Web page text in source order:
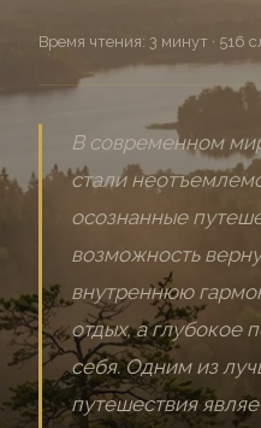
Время чтения: 3 минут · 516
В современном
стали
осознанные
возможность
внутреннюю
отдых, а глубокое
себя. Одним из
путешествия